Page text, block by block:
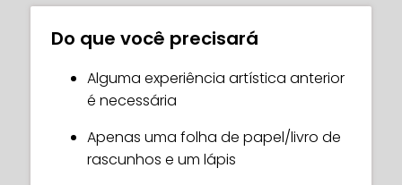
uma maneira completamente nova de
pensar sobre cada peça que criar daqui
para frente. Seja trabalhando
digitalmente ou tradicionalmente, cada
decisão artística que você tomar terá
por trás.
Do que você precisará
Alguma experiência artística anterior
é necessária
Apenas uma folha de papel/livro de
rascunhos e um lápis